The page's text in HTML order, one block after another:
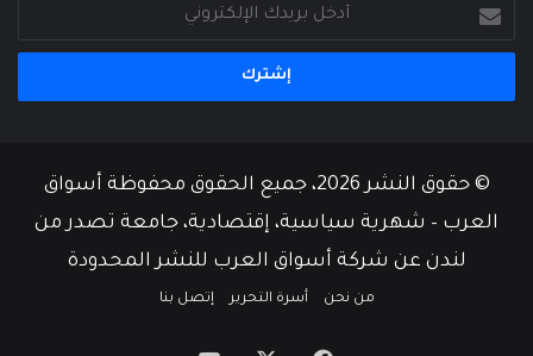
بريدك
الإلكتروني
© حقوق النشر 2026، جميع الحقوق محفوظة أسواق
العرب – شهرية سياسية، إقتصادية، جامعة تصدر من
لندن عن شركة أسواق العرب للنشر المحدودة
من نحن أسرة التحرير إتصل بنا